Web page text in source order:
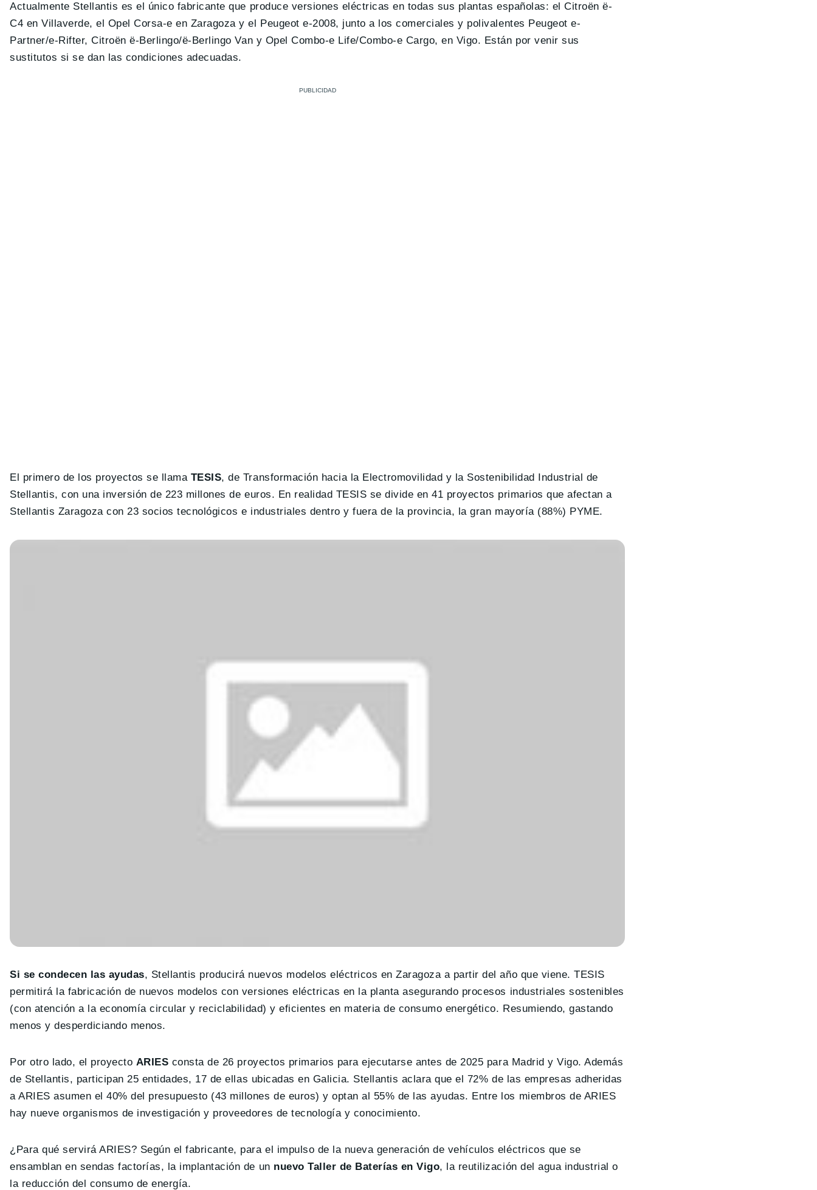
Actualmente Stellantis es el único fabricante que produce versiones eléctricas en todas sus plantas españolas: el Citroën ë-
C4 en Villaverde, el Opel Corsa-e en Zaragoza y el Peugeot e-2008, junto a los comerciales y polivalentes Peugeot e-
Partner/e-Rifter, Citroën ë-Berlingo/ë-Berlingo Van y Opel Combo-e Life/Combo-e Cargo, en Vigo. Están por venir sus
sustitutos si se dan las condiciones adecuadas.
El primero de los proyectos se llama TESIS, de Transformación hacia la Electromovilidad y la Sostenibilidad Industrial de
Stellantis, con una inversión de 223 millones de euros. En realidad TESIS se divide en 41 proyectos primarios que afectan a
Stellantis Zaragoza con 23 socios tecnológicos e industriales dentro y fuera de la provincia, la gran mayoría (88%) PYME.
Si se condecen las ayudas, Stellantis producirá nuevos modelos eléctricos en Zaragoza a partir del año que viene. TESIS
permitirá la fabricación de nuevos modelos con versiones eléctricas en la planta asegurando procesos industriales sostenibles
(con atención a la economía circular y reciclabilidad) y eficientes en materia de consumo energético. Resumiendo, gastando
menos y desperdiciando menos.
Por otro lado, el proyecto ARIES consta de 26 proyectos primarios para ejecutarse antes de 2025 para Madrid y Vigo. Además
de Stellantis, participan 25 entidades, 17 de ellas ubicadas en Galicia. Stellantis aclara que el 72% de las empresas adheridas
a ARIES asumen el 40% del presupuesto (43 millones de euros) y optan al 55% de las ayudas. Entre los miembros de ARIES
hay nueve organismos de investigación y proveedores de tecnología y conocimiento.
¿Para qué servirá ARIES? Según el fabricante, para el impulso de la nueva generación de vehículos eléctricos que se
ensamblan en sendas factorías, la implantación de un nuevo Taller de Baterías en Vigo, la reutilización del agua industrial o
la reducción del consumo de energía.